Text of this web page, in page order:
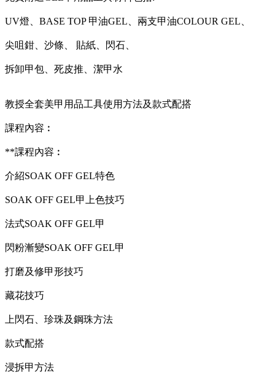
UV燈、BASE TOP 甲油GEL、兩支甲油COLOUR GEL、
尖咀鉗、沙條、 貼紙、閃石、
拆卸甲包、死皮推、潔甲水
教授全套美甲用品工具使用方法及款式配搭
課程內容︰
**課程內容︰
介紹SOAK OFF GEL特色
SOAK OFF GEL甲上色技巧
法式SOAK OFF GEL甲
閃粉漸變SOAK OFF GEL甲
打磨及修甲形技巧
藏花技巧
上閃石、珍珠及鋼珠方法
款式配搭
浸拆甲方法